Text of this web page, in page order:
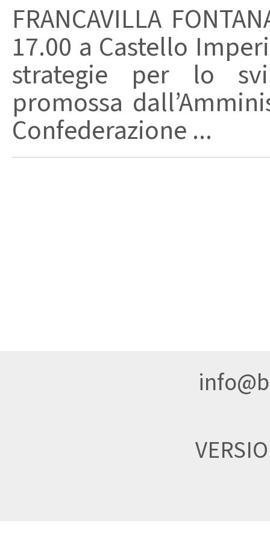
FRANCAVILLA
17.00 a Castello
strategie per lo
promossa
Confederazione ...